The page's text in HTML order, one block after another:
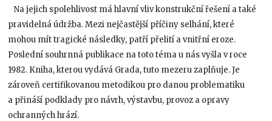
Na jejich spolehlivost má hlavní vliv konstrukční řešení a také
pravidelná údržba. Mezi nejčastější příčiny selhání, které
mohou mít tragické následky, patří přelití a vnitřní eroze.
Poslední souhrnná publikace na toto téma u nás vyšla v roce
1982. Kniha, kterou vydává Grada, tuto mezeru zaplňuje. Je
zároveň certifikovanou metodikou pro danou problematiku
a přináší podklady pro návrh, výstavbu, provoz a opravy
ochranných hrází.